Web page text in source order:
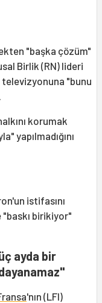
"başka çözüm"
Birlik (RN) lideri
televizyonuna "bunu
korumak
yapılmadığını
istifasını
birikiyor"
ayda bir
'nın (LFI)